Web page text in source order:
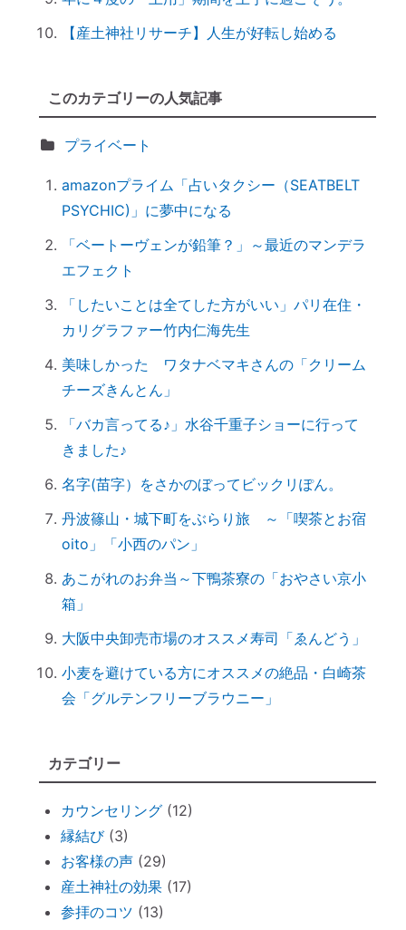
前世を教えてもらったら｜書き換えなきゃ
「わかっちゃいるけど止められない」反応
ットとは？
実はNG！？｜やってはいけない参拝マナ
ー７つ
「鉄分」と「温活」で開運♪～鉄瓶を再生
拭く活は「福活」
こうしてみよう。
「産土神社ヒーリング」の流れ
究極のアーシング。「砂浴」でデトックス
してきました（２）
究極のアーシング。「砂浴」でデトックス
音で世界を整える「天才バイオリニスト
HIMARIさん」～聞くだけで身体が整えられ
る
ハタキをかけると部屋の波動が上がる♪
情報に振り回されず、必要な情報を受け取
非常用トイレ（尿と便を分ければ臭わな
台風１０号で感じる「当たり前のしあわ
何をしたら神社で歓迎されるのか？
魂の成熟度について ～ 親や上司は案
外、幼き魂？
ブッダと始める『 家族の苦悩から抜ける方
法 』
【産土神社リサーチ】人生が好転し始める
このカテゴリーの人気記事
プライベート
amazonプライム「占いタクシー（SEATBELT
PSYCHIC)」に夢中になる
「ベートーヴェンが鉛筆？」～最近のマンデラ
エフェクト
「したいことは全てした方がいい」パリ在住・
カリグラファー竹内仁海先生
美味しかった ワタナベマキさんの「クリーム
チーズきんとん」
「バカ言ってる♪」水谷千重子ショーに行って
きました♪
名字(苗字）をさかのぼってビックリぽん。
丹波篠山・城下町をぶらり旅 ～「喫茶とお宿
oito」「小西のパン」
あこがれのお弁当～下鴨茶寮の「おやさい京小
箱」
大阪中央卸売市場のオススメ寿司「ゑんどう」
小麦を避けている方にオススメの絶品・白崎茶
会「グルテンフリーブラウニー」
カテゴリー
カウンセリング(12)
縁結び(3)
お客様の声(29)
産土神社の効果(17)
参拝のコツ (13)